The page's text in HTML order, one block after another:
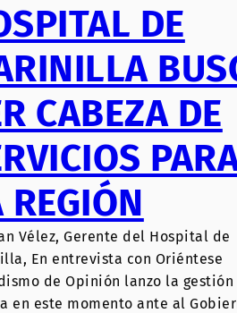
DE
CABEZA DE
REGIÓN
Vélez, Gerente del Hospital de
En entrevista con Oriéntese
de Opinión lanzo la gestión
en este momento ante al